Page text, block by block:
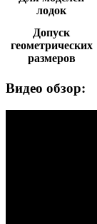
лодок
Допуск
геометрических
размеров
Видео обзор: